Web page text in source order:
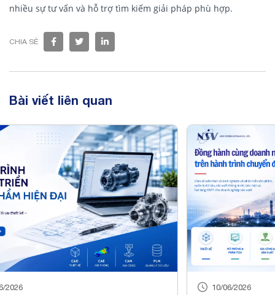
nhiều sự tư vấn và hỗ trợ tìm kiếm giải pháp phù hợp.
CHIA SẺ
Bài viết liên quan